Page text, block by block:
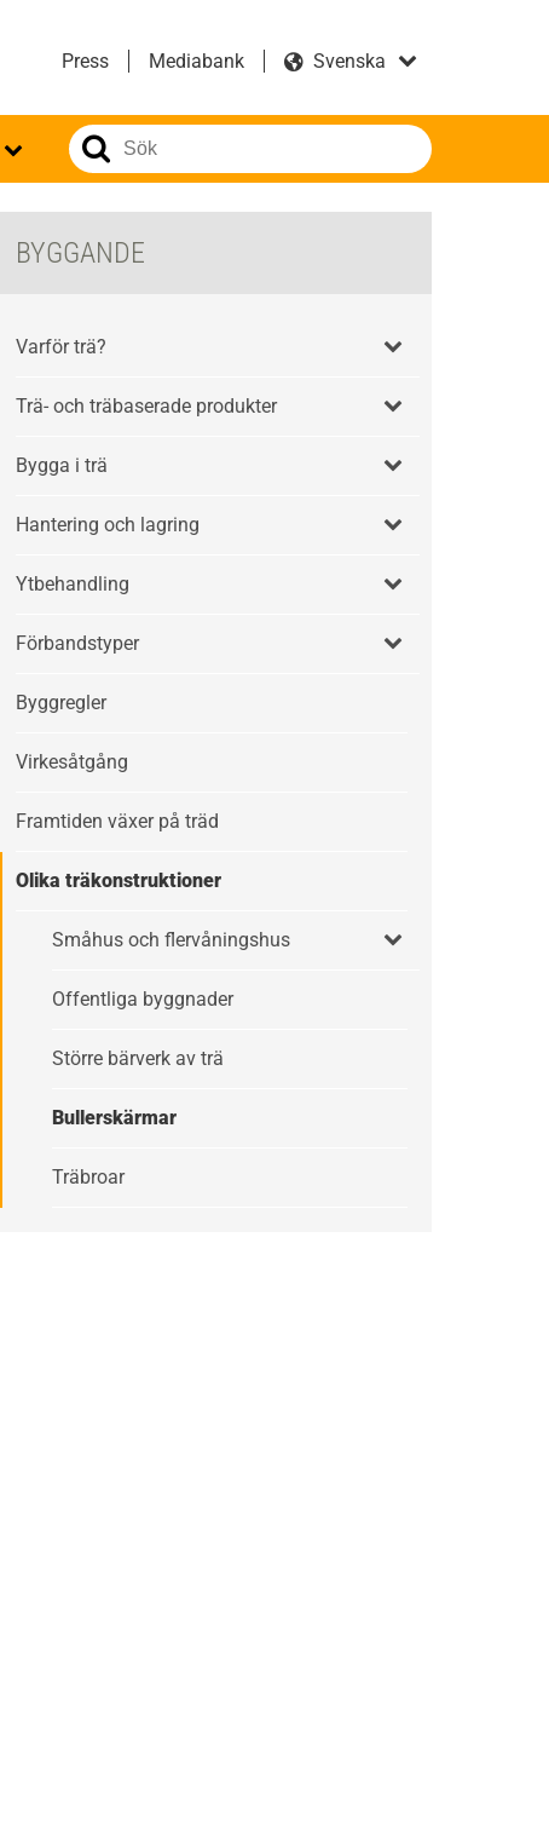
Press Mediabank
BYGGANDE
Varför trä?
Trä- och träbaserade produkter
Bygga i trä
Hantering och lagring
Ytbehandling
Förbandstyper
Byggregler
Virkesåtgång
Framtiden växer på träd
Olika träkonstruktioner
Småhus och flervåningshus
Offentliga byggnader
Större bärverk av trä
Bullerskärmar
Träbroar